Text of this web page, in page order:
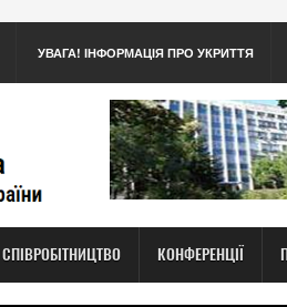
УВАГА! ІНФОРМАЦІЯ ПРО УКРИТТЯ
СПІВРОБІТНИЦТВО КОНФЕРЕНЦІЇ